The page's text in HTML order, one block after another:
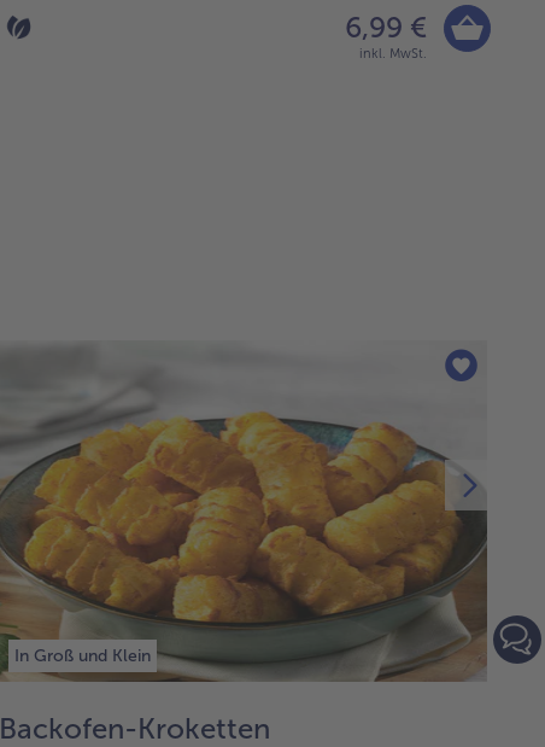
6,99 €
inkl. MwSt.
In Groß und Klein
Backofen-Kroketten